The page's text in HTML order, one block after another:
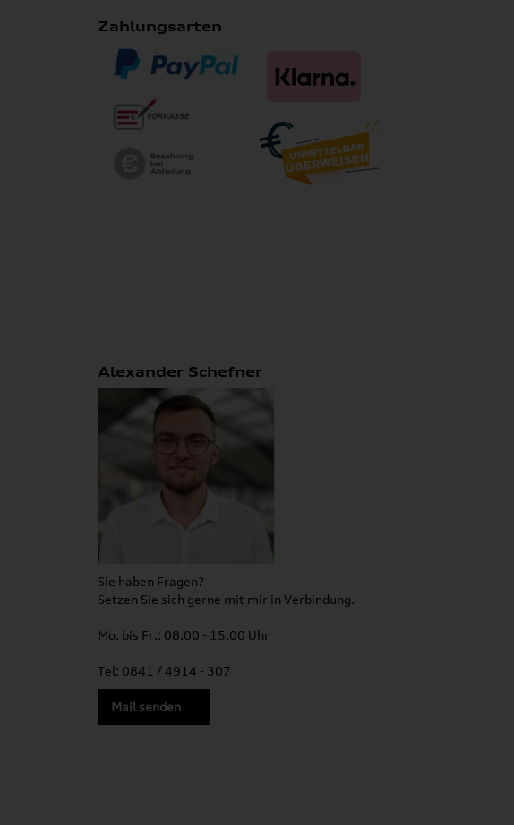
Zahlungsarten
Alexander Schefner
Sie haben Fragen?
Setzen Sie sich gerne mit mir in Verbindung.
Mo. bis Fr.: 08.00 - 15.00 Uhr
Tel: 0841 / 4914 - 307
Mail senden